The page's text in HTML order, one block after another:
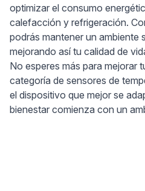
optimizar el consumo
calefacción y refrigeración.
podrás mantener un ambiente
mejorando así tu calidad de
No esperes más para mejorar
categoría de sensores de
el dispositivo que mejor se
bienestar comienza con un